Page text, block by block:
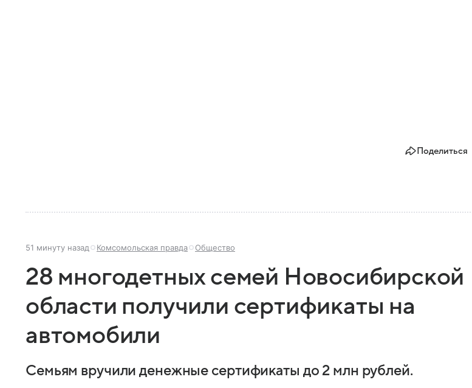
Поделиться
51 минуту назад Комсомольская правда Общество
28 многодетных семей Новосибирской
области получили сертификаты на
автомобили
Семьям вручили денежные сертификаты до 2 млн рублей.